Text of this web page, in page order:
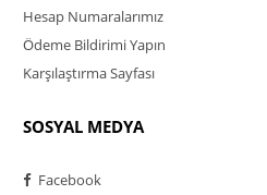
Hesap Numaralarımız
Ödeme Bildirimi Yapın
Karşılaştırma Sayfası
SOSYAL MEDYA
Facebook